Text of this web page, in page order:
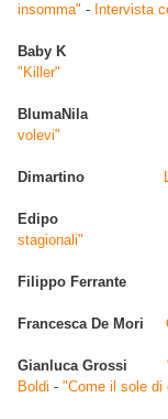
insomma" - Intervista
Baby K
"Killer"
BlumaNila
volevi"
Dimartino
Edipo
stagionali"
Filippo Ferrante
Francesca De Mori
Gianluca Grossi
Boldi - "Come il sole di